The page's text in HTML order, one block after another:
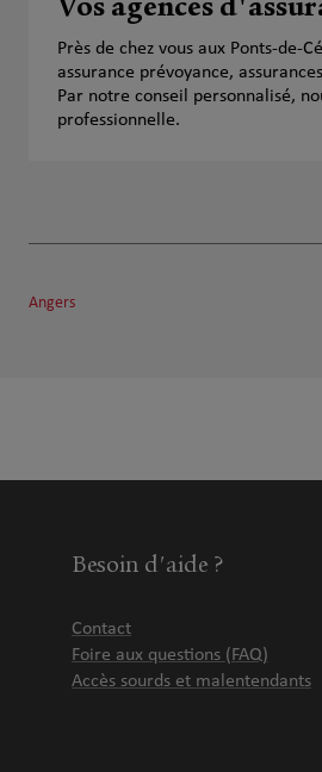
8.89 km
8 Boulevard de
49000 Écouflant
Fermé
Vos agences
Près de chez vous aux Ponts-de-
assurance prévoyance,
Par notre conseil personnalisé,
professionnelle.
Angers
Besoin d'aide ?
Contact
Foire aux questions (FAQ)
Accès sourds et malentendants